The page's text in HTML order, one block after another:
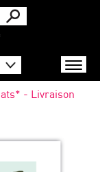
- Livraison